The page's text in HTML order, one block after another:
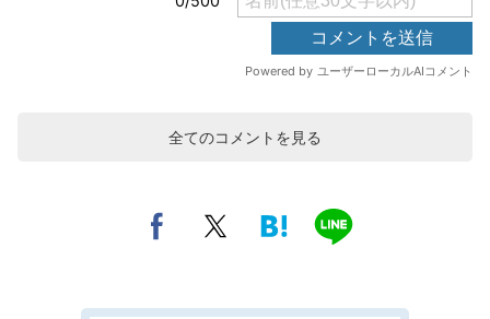
全てのコメントを見る